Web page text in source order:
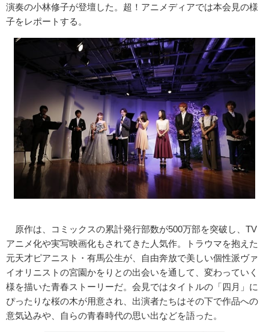
演奏の小林修子が登壇した。超！アニメディアでは本会見の様
子をレポートする。
原作は、コミックスの累計発行部数が500万部を突破し、TV
アニメ化や実写映画化もされてきた人気作。トラウマを抱えた
元天才ピアニスト・有馬公生が、自由奔放で美しい個性派ヴァ
イオリニストの宮園かをりとの出会いを通して、変わっていく
様を描いた青春ストーリーだ。会見ではタイトルの「四月」に
ぴったりな桜の木が用意され、出演者たちはその下で作品への
意気込みや、自らの青春時代の思い出などを語った。